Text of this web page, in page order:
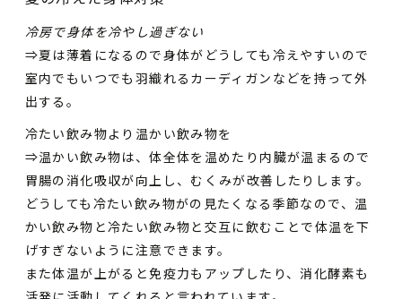
冷房で身体を冷やし過ぎない
⇒夏は薄着になるので身体がどうしても冷えやすいので
室内でもいつでも羽織れるカーディガンなどを持って外
出する。
冷たい飲み物より温かい飲み物を
⇒温かい飲み物は、体全体を温めたり内臓が温まるので
胃腸の消化吸収が向上し、むくみが改善したりします。
どうしても冷たい飲み物がの見たくなる季節なので、温
かい飲み物と冷たい飲み物と交互に飲むことで体温を下
げすぎないように注意できます。
また体温が上がると免疫力もアップしたり、消化酵素も